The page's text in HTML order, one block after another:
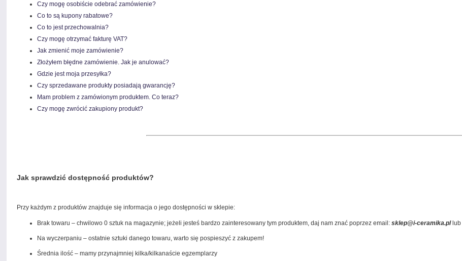
Czy mogę osobiście odebrać zamówienie?
Co to są kupony rabatowe?
Co to jest przechowalnia?
Czy mogę otrzymać fakturę VAT?
Jak zmienić moje zamówienie?
Złożyłem błędne zamówienie. Jak je anulować?
Gdzie jest moja przesyłka?
Czy sprzedawane produkty posiadają gwarancję?
Mam problem z zamówionym produktem. Co teraz?
Czy mogę zwrócić zakupiony produkt?
Jak sprawdzić dostępność produktów?
Przy każdym z produktów znajduje się informacja o jego dostępności w sklepie:
Brak towaru – chwilowo 0 sztuk na magazynie; jeżeli jesteś bardzo zainteresowany tym produktem, daj nam znać poprzez email:sklep@i-ceramika.pllub
Na wyczerpaniu – ostatnie sztuki danego towaru, warto się pospieszyć z zakupem!
Średnia ilość – mamy przynajmniej kilka/kilkanaście egzemplarzy